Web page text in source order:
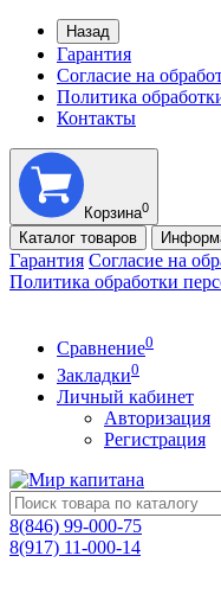
Назад
Гарантия
Согласие на
Политика
Контакты
Корзина0
Каталог товаров
Гарантия Согласие на
Политика обработки
Сравнение0
Закладки0
Личный кабинет
Авторизация
Регистрация
8(846) 99-000-75
8(917) 11-000-14